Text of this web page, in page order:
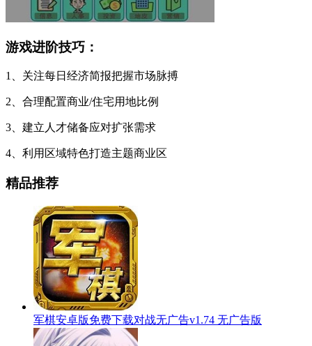
游戏进阶技巧：
1、关注每日经济简报把握市场脉搏
2、合理配置商业/住宅用地比例
3、建立人才储备应对扩张需求
4、利用区域特色打造主题商业区
精品推荐
军棋安卓版免费下载对战无广告v1.74 无广告版